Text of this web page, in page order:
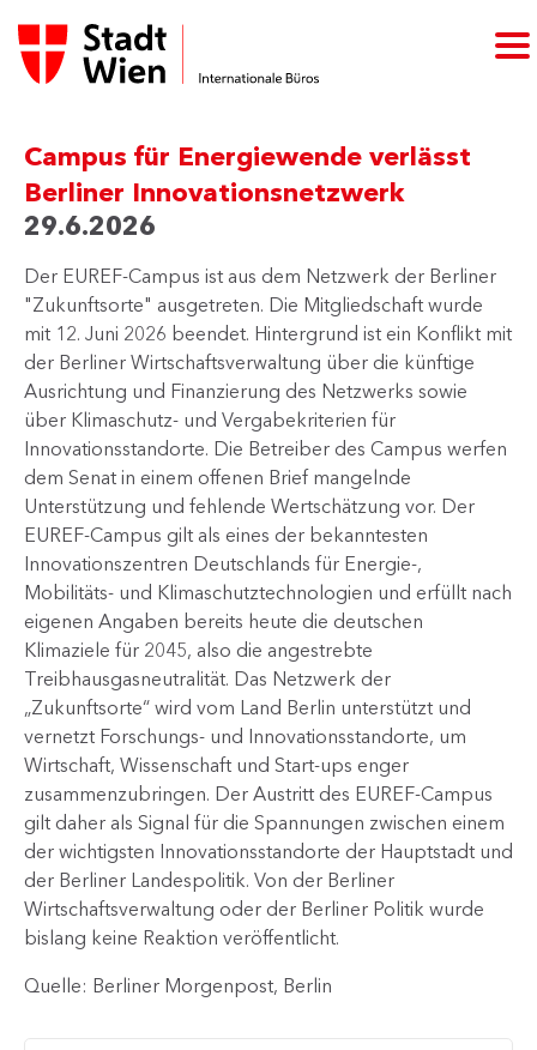
Campus für Energiewende verlässt
Berliner Innovationsnetzwerk
29.6.2026
Der EUREF-Campus ist aus dem Netzwerk der Berliner
"Zukunftsorte" ausgetreten. Die Mitgliedschaft wurde
mit 12. Juni 2026 beendet. Hintergrund ist ein Konflikt mit
der Berliner Wirtschaftsverwaltung über die künftige
Ausrichtung und Finanzierung des Netzwerks sowie
über Klimaschutz- und Vergabekriterien für
Innovationsstandorte. Die Betreiber des Campus werfen
dem Senat in einem offenen Brief mangelnde
Unterstützung und fehlende Wertschätzung vor. Der
EUREF-Campus gilt als eines der bekanntesten
Innovationszentren Deutschlands für Energie-,
Mobilitäts- und Klimaschutztechnologien und erfüllt nach
eigenen Angaben bereits heute die deutschen
Klimaziele für 2045, also die angestrebte
Treibhausgasneutralität. Das Netzwerk der
„Zukunftsorte“ wird vom Land Berlin unterstützt und
vernetzt Forschungs- und Innovationsstandorte, um
Wirtschaft, Wissenschaft und Start-ups enger
zusammenzubringen. Der Austritt des EUREF-Campus
gilt daher als Signal für die Spannungen zwischen einem
der wichtigsten Innovationsstandorte der Hauptstadt und
der Berliner Landespolitik. Von der Berliner
Wirtschaftsverwaltung oder der Berliner Politik wurde
bislang keine Reaktion veröffentlicht.
Quelle: Berliner Morgenpost, Berlin